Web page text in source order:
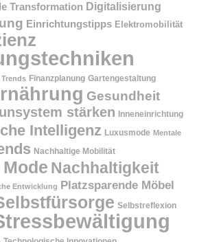
Transformation Digitalisierung
Einrichtungstipps Elektromobilität
Finanzplanung Gartengestaltung
Gesundheit
stärken Inneneinrichtung
Intelligenz Luxusmode Mentale
Nachhaltige Mobilität
Nachhaltigkeit
Entwicklung Platzsparende Möbel
Selbstreflexion